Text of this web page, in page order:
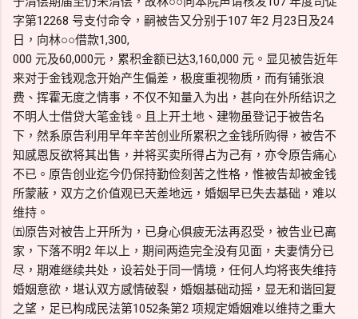
字第12268 号支付命令，嗣被告又分别于107 年2 月23日及24
日，向林○○借款1,300,
000 元及60,000元，累积金额已达3,160,000 元。显见被告近年
来对于金钱观念开始产生偏差，极度重视物质，而有铺张浪
费、挥霍无度之情事，不仅不知量入为出，甚向在外所结识之
不明人士借贷大笔金钱。且上开土地、建物虽登记于被告名
下，然系原告利用早年辛苦创业所累积之金钱所购得，被告不
知感恩反欲将其出售，并将买卖所得占为己有，亦令原告痛心
不已。原告创业迄今仍保持勤俭刻苦之性格，惟被告却被金钱
所蒙蔽，双方之价值观已天差地远，婚姻早已失去基础，难以
维持。
㈤原告对被告上开所为，已身心俱疲无法再忍受，被告业已离
家，下落不明2 年以上，期间两造完全没有见面，夫妻情分已
尽，期难继续共处，设若处于同一情境，任何人均将丧失维持
婚姻意欲，堪认双方感情破裂，婚姻基础动摇，显无和谐回复
之望，足已构成民法第1052条第2 项规定婚姻难以维持之重大